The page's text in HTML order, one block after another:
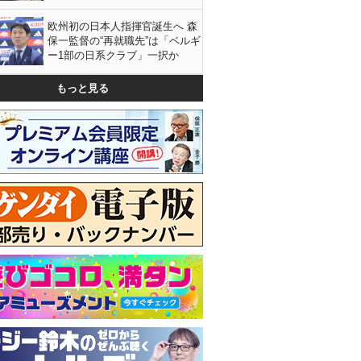
欧州初の日本人指揮官誕生へ 森
保一監督の“再就職先”は「ベルギ
ー1部の日系クラブ」一択か
もっと見る